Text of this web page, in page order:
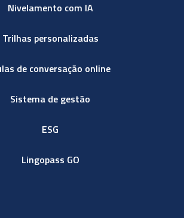
Nivelamento com IA
Trilhas personalizadas
de conversação online
Sistema de gestão
ESG
Lingopass GO